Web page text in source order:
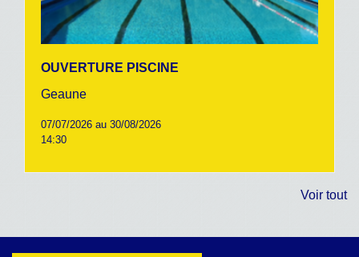
OUVERTURE PISCINE
Geaune
07/07/2026 au 30/08/2026
14:30
Voir tout